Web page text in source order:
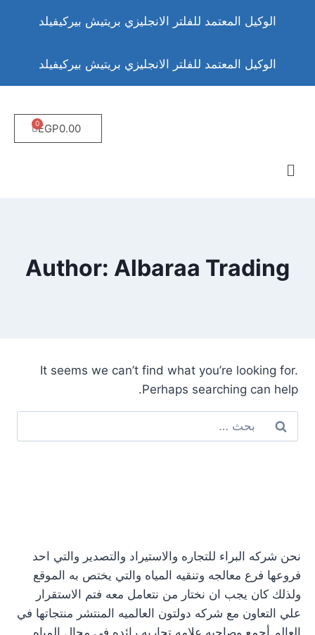
الوكيل المعتمد للفلتر الانجليزي بريتيش بيركيفيلد
الوكيل المعتمد للفلتر الانجليزي بريتيش بيركيفيلد
EGP0.00
Author: Albaraa Trading
It seems we can’t find what you’re looking for.
Perhaps searching can help.
نحن شركه البراء للتجاره والاستيراد والتصدير والتي احد
فروعها فرع معالجه وتنقيه المياه والتي يختص به الموقع
ولذلك كان يجب ان نختار من نتعامل معه فتم الاستقرار
علي التعاون مع شركه دولتون العالميه المنتشر منتجاتها في
العالم أجمع وصاحبه علامه تجاريه رائده في مجال المياه